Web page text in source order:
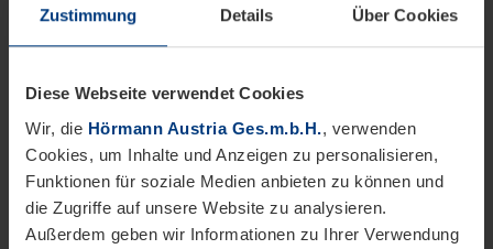
Zustimmung Details Über Cookies
Diese Webseite verwendet Cookies
Wir, die Hörmann Austria Ges.m.b.H., verwenden
Cookies, um Inhalte und Anzeigen zu personalisieren,
Funktionen für soziale Medien anbieten zu können und
die Zugriffe auf unsere Website zu analysieren.
Außerdem geben wir Informationen zu Ihrer Verwendung